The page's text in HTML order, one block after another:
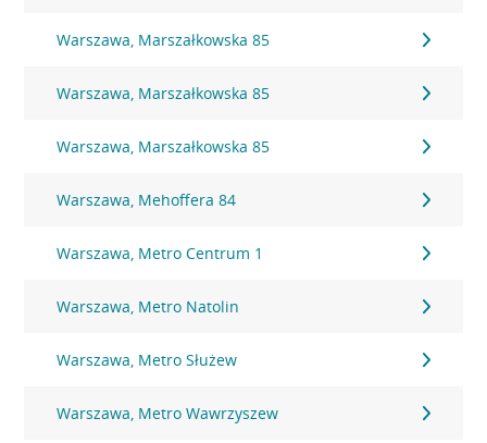
Warszawa, Marszałkowska 85
Warszawa, Marszałkowska 85
Warszawa, Marszałkowska 85
Warszawa, Mehoffera 84
Warszawa, Metro Centrum 1
Warszawa, Metro Natolin
Warszawa, Metro Służew
Warszawa, Metro Wawrzyszew